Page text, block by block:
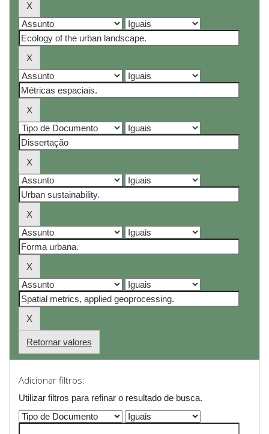
Retornar valores
Adicionar filtros:
Utilizar filtros para refinar o resultado de busca.